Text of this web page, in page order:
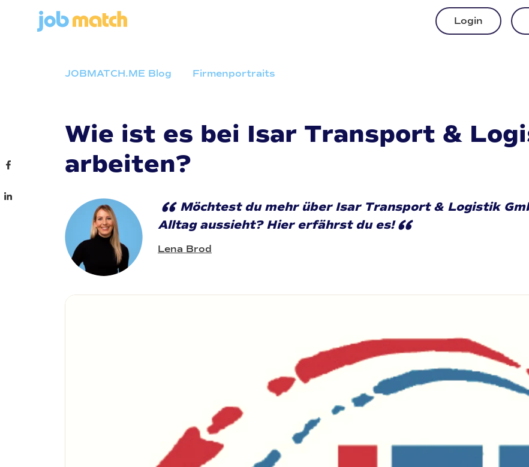
Login
JOBMATCH.ME Blog Firmenportraits
Wie ist es bei Isar Transport &
arbeiten?
“ Möchtest du mehr über Isar Transport & Logistik
Alltag aussieht? Hier erfährst du es!“
Lena Brod